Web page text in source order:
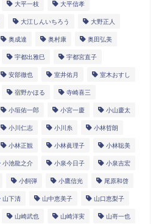
大平一枝 大平信孝
大江しんいちろう 大野正人
奥成達 奥村康 奥田弘美
宇都出雅巳 宇都宮直子
安部徹也 室井佑月 室木おすし
宿野かほる 寺崎喜三
小垣佑一郎 小宮一慶 小山慶太
小川仁志 小川糸 小林哲朗
小林正観 小林眞理子 小林聡美
小池龍之介 小泉今日子 小泉吉宏
小飼弾 小鷹信光 尾原和啓
山下清 山中恵美子 山口恵梨子
山崎武也 山崎洋実 山嵜一也